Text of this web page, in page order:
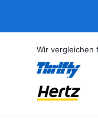
Wir vergleichen